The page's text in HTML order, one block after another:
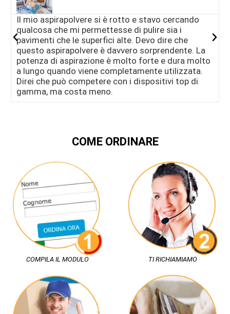
Il mio aspirapolvere si è rotto e stavo cercando
qualcosa che mi permettesse di pulire sia i
pavimenti che le superfici alte. Devo dire che
questo aspirapolvere è davvero sorprendente. La
potenza di aspirazione è molto forte e dura molto
a lungo quando viene completamente utilizzata.
Direi che può competere con i dispositivi top di
gamma, ma costa meno.
COME ORDINARE
COMPILA IL MODULO TI RICHIAMIAMO